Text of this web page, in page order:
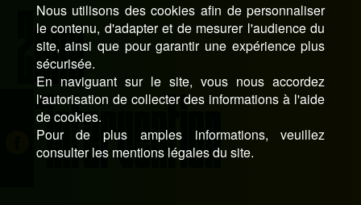
Zone
d’intervention
Nous utilisons des cookies afin de personnaliser
le contenu, d'adapter et de mesurer l'audience du
site, ainsi que pour garantir une expérience plus
sécurisée.
En naviguant sur le site, vous nous accordez
l'autorisation de collecter des informations à l'aide
de cookies.
Pour de plus amples informations, veuillez
consulter les mentions légales du site.